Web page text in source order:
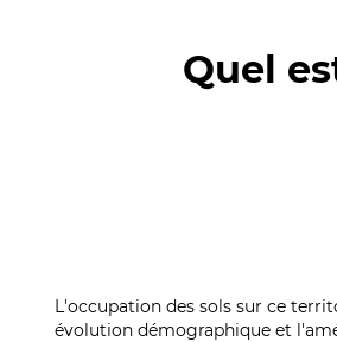
Quel
L'occupation des sols sur ce
évolution démographique et